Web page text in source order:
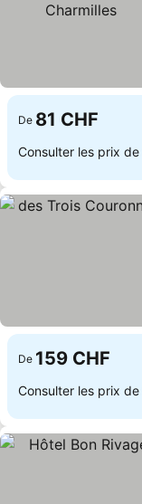
De 81 CHF
Consulter les prix de
De 159 CHF
Consulter les prix de